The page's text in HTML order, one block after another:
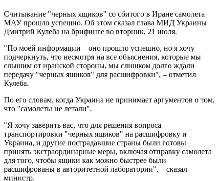
Считывание "черных ящиков" со сбитого в Иране самолета
МАУ прошло успешно. Об этом сказал глава МИД Украины
Дмитрий Кулеба на брифинге во вторник, 21 июля.
"По моей информации – оно прошло успешно, но я хочу
подчеркнуть, что несмотря на все объяснения, которые мы
слышим от иранской стороны, мы слишком долго ждали
передачу "черных ящиков" для расшифровки", – отметил
Кулеба.
По его словам, когда Украина не принимает аргументов о том,
что "самолеты не летали".
"Я хочу заверить вас, что для решения вопроса
транспортировки "черных ящиков" на расшифровку и
Украина, и другие пострадавшие страны были готовы
принять экстраординарные меры, включая отправку самолета
для того, чтобы ящики как можно быстрее были
расшифрованы в авторитетной лаборатории", – сказал
министр.